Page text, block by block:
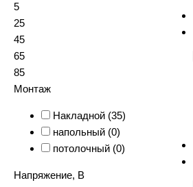
5
25
45
65
85
Монтаж
Накладной (35)
напольный (0)
потолочный (0)
Напряжение, В